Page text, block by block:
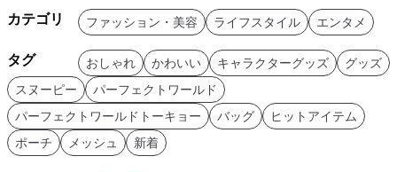
カテゴリ ファッション・美容 ライフスタイル エンタメ
タグ おしゃれ かわいい キャラクターグッズ
グッズ
スヌーピー
パーフェクトワールド
パーフェクトワールドトーキョー
バッグ
ヒットアイテム
ポーチ
メッシュ 新着